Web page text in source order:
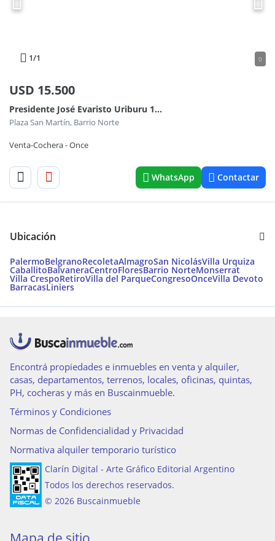
1/1 0
USD 15.500
Presidente José Evaristo Uriburu 1200
Plaza San Martín, Barrio Norte
Venta-Cochera - Once
WhatsApp Contactar
Ubicación
PalermoBelgranoRecoletaAlmagroSan NicolásVilla Urquiza
CaballitoBalvaneraCentroFloresBarrio NorteMonserrat
Villa CrespoRetiroVilla del ParqueCongresoOnceVilla Devoto
BarracasLiniers
Encontrá propiedades e inmuebles en venta y alquiler,
casas, departamentos, terrenos, locales, oficinas, quintas,
PH, cocheras y más en Buscainmueble.
Términos y Condiciones
Normas de Confidencialidad y Privacidad
Normativa alquiler temporario turístico
Clarín Digital - Arte Gráfico Editorial Argentino
Todos los derechos reservados.
© 2026 Buscainmueble